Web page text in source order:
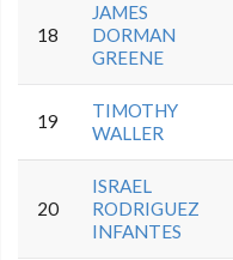
18
JAMES
DORMAN
GREENE
19
TIMOTHY
WALLER
20
ISRAEL
RODRIGUEZ
INFANTES